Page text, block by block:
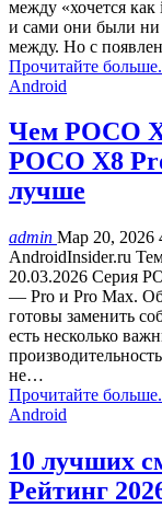
между «хочется
и сами они были ни
между. Но с
Прочитайте
Android
Чем POCO
POCO X8
лучше
admin Мар 20, 2026
AndroidInsider.ru
20.03.2026 Серия
— Pro и Pro Max.
готовы заменить
есть несколько
не…
Прочитайте
Android
10 лучших
Рейтинг